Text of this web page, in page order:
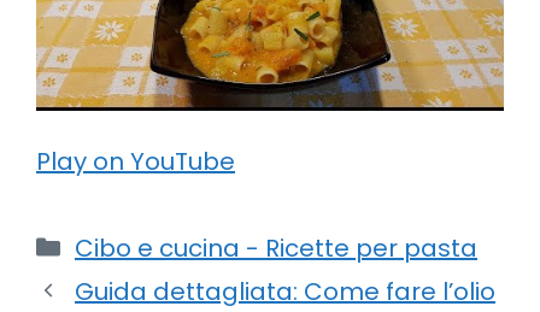
Play on YouTube
Categorie
Cibo e cucina - Ricette per pasta
Guida dettagliata: Come fare l’olio